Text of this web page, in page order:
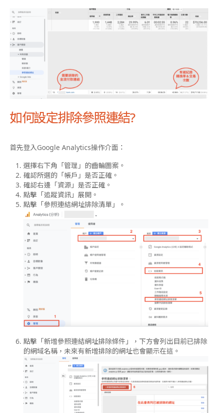
如何設定排除參照連結?
首先登入Google Analytics操作介面：
選擇右下角「管理」的齒輪圖案。
確認所選的「帳戶」是否正確。
確認右邊「資源」是否正確。
點擊「追蹤資訊」展開。
點擊「參照連結網址排除清單」。
點擊「新增參照連結網址排除條件」，下方會列出目前已排除
的網域名稱，未來有新增排除的網址也會顯示在這。